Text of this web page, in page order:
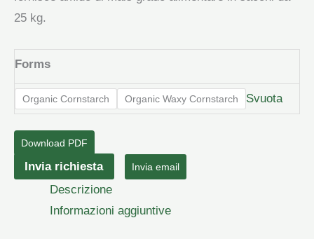
25 kg.
Forms
Organic Cornstarch Organic Waxy Cornstarch Svuota
Download PDF
Amido
di
Invia richiesta Invia email
Descrizione
Informazioni aggiuntive